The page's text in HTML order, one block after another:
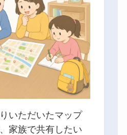
いただいたマップ
家族で共有したい